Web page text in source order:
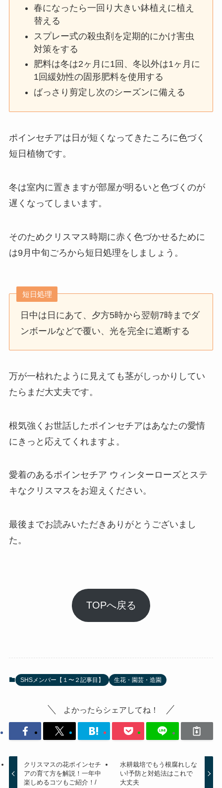
春になったら一回り大きい鉢植えに植え
替える
スプレー式の殺虫剤を定期的にかけ害虫
対策をする
肥料は冬は2ヶ月に1回、冬以外は1ヶ月に
1回緩効性の固形肥料を使用する
ばっさり剪定し次のシーズンに備える
ポインセチアは日が短くなってきたころに色づく
短日植物です。
冬は室内に置きますが部屋が明るいと色づくのが
遅くなってしまいます。
そのためクリスマス時期に赤く色づかせるために
は9月中旬ごろから短日処理をしましょう。
短日処理
日中は日にあて、夕方5時から翌朝7時までダ
ンボールなどで覆い、光を完全に遮断する
万が一枯れたように見えても茎がしっかりしてい
たらまだ大丈夫です。
根気強くお世話したポインセチアはあなたの愛情
にきっと応えてくれますよ。
愛着のあるポインセチア ウィンターローズとステ
キなクリスマスをお迎えください。
最後までお読みいただきありがとうございまし
た。
TOPへ戻る
SHSメンバー【１〜２記事目】 生花・園芸・造園
よかったらシェアしてね！
クリスマスの花ポインセチ
アの育て方を解説！一年中
楽しめるコツもご紹介！/
水耕栽培でもう根腐れしな
い!予防と対処法はこれで
大丈夫